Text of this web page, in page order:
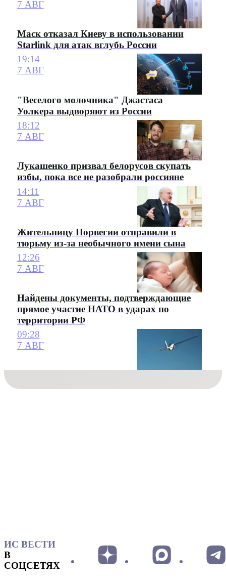
7 АВГ
Маск отказал Киеву в использовании
Starlink для атак вглубь России
19:14
7 АВГ
"Веселого молочника" Джастаса
Уолкера выдворяют из России
18:12
7 АВГ
Лукашенко призвал белорусов скупать
избы, пока все не разобрали россияне
14:11
7 АВГ
Жительницу Норвегии отправили в
тюрьму из-за необычного имени сына
12:26
7 АВГ
Найдены документы, подтверждающие
прямое участие НАТО в ударах по
территории РФ
09:28
7 АВГ
ИС ВЕСТИ
В
СОЦСЕТЯХ